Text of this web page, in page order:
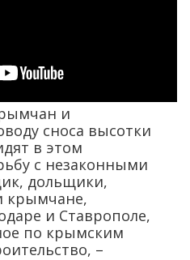
и
сноса высотки
в этом
с незаконными
дольщики,
крымчане,
и Ставрополе,
по крымским
–